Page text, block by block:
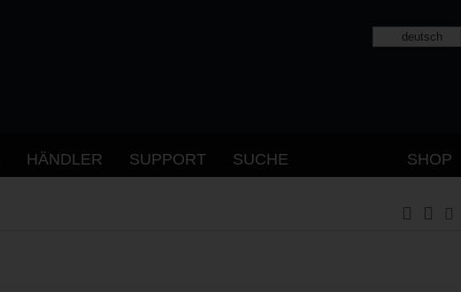
deutsch
HÄNDLER SUPPORT SUCHE SHOP